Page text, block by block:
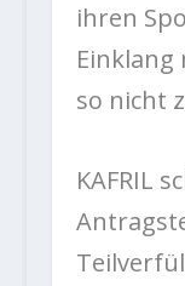
ihren
so nicht
KAFRIL